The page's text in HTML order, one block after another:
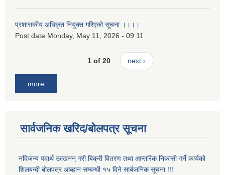
प्रशासकीय अधिकृत नियुक्त गरिएको सूचना ।।।।
Post date Monday, May 11, 2026 - 09:11
1 of 20 next ›
more
सार्वजनिक खरिद/बोलपत्र सूचना
नदिजन्य पदार्थ उत्खनन् गरी बिक्री वितरण तथा आन्तरिक निकासी गर्ने कार्यको
शिलबन्दी बोलपत्र आब्हान सम्बन्धी १५ दिने सार्बजनिक सूचना !!!